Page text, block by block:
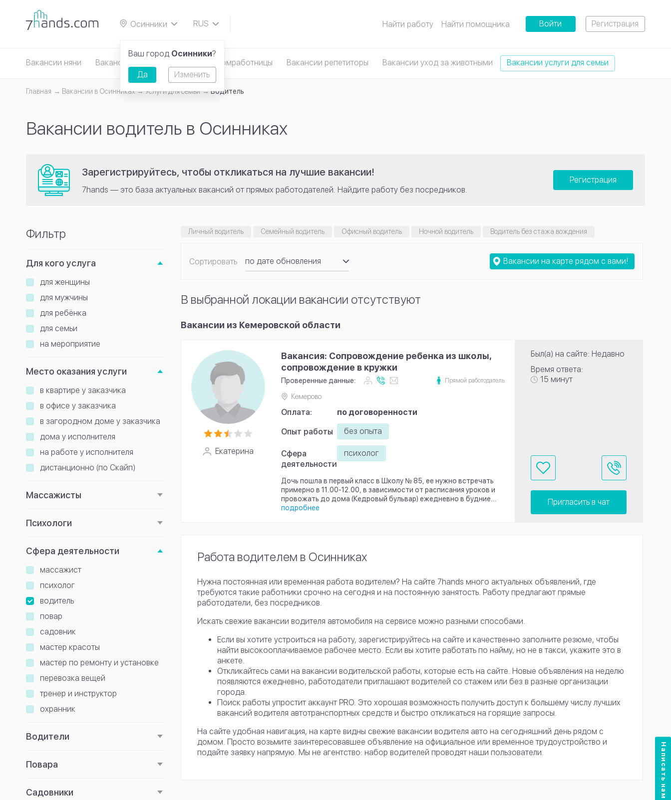
Осинники
RUS
Найти работу Найти помощника Войти Регистрация
Вакансии няни Вакансии сиделки Вакансии домработницы Вакансии репетиторы Вакансии уход за животными Вакансии услуги для семьи
Главная Вакансии в Осинниках Услуги для семьи Водитель
Вакансии водитель в Осинниках
Зарегистрируйтесь, чтобы откликаться на лучшие вакансии!
7hands — это база актуальных вакансий от прямых работодателей. Найдите работу без посредников.
Регистрация
Фильтр
Для кого услуга
для женщины
для мужчины
для ребёнка
для семьи
на мероприятие
Место оказания услуги
в квартире у заказчика
в офисе у заказчика
в загородном доме у заказчика
дома у исполнителя
на работе у исполнителя
дистанционно (по Скайп)
Массажисты
Психологи
Сфера деятельности
массажист
психолог
водитель
повар
садовник
мастер красоты
мастер по ремонту и установке
перевозка вещей
тренер и инструктор
охранник
Водители
Повара
Садовники
Личный водитель Семейный водитель Офисный водитель Ночной водитель Водитель без стажа вождения
Сортировать
по дате обновления
по рейтингу
Вакансии на карте рядом с вами!
В выбранной локации вакансии отсутствуют
Вакансии из Кемеровской области
Екатерина
Вакансия: Сопровождение ребенка из школы,
сопровождение в кружки
Проверенные данные: Прямой работодатель
Кемерово
Оплата: по договоренности
Опыт работы без опыта
Сфера
деятельности
психолог
Дочь пошла в первый класс в Школу № 85, ее нужно встречать
примерно в 11.00-12.00, в зависимости от расписания уроков и
провожать до дома (Кедровый бульвар) ежедневно в будние...
подробнее
Был(а) на сайте: Недавно
Время ответа:
15 минут
Пригласить в чат
Работа водителем в Осинниках
Нужна постоянная или временная работа водителем? На сайте 7hands много актуальных объявлений, где
требуются такие работники срочно на сегодня и на постоянную занятость. Работу предлагают прямые
работодатели, без посредников.
Искать свежие вакансии водителя автомобиля на сервисе можно разными способами.
Если вы хотите устроиться на работу, зарегистрируйтесь на сайте и качественно заполните резюме, чтобы
найти высокооплачиваемое рабочее место. Если вы хотите работать по найму, но не в такси, укажите это в
анкете.
Откликайтесь сами на вакансии водительской работы, которые есть на сайте. Новые объявления на неделю
появляются ежедневно, работодатели приглашают водителей со стажем или без в разные организации
города.
Поиск работы упростит аккаунт PRO. Это хорошая возможность получить доступ к большему числу лучших
вакансий водителя автотранспортных средств и быстро откликаться на горящие запросы.
На сайте удобная навигация, на карте видны свежие вакансии водителя авто на сегодняшний день рядом с
домом. Просто возьмите заинтересовавшее объявление на официальное или временное трудоустройство и
подайте заявку напрямую. Мы не агентство: набор водителей проводят наши пользователи.
Написать нам
Ваш город Осинники?
Да Изменить